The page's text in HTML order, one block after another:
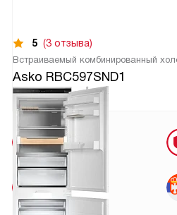
5 (3 отзыва)
Встраиваемый комбинированный
Asko RBC597SND1
199 900руб.
Бесплатная
доставка
Бесплатная
установка